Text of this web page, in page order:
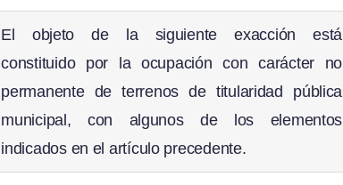
El objeto de la siguiente exacción está
constituido por la ocupación con carácter no
permanente de terrenos de titularidad pública
municipal, con algunos de los elementos
indicados en el artículo precedente.